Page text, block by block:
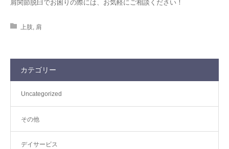
肩関節脱臼でお困りの際には、お気軽にご相談ください！
上肢, 肩
カテゴリー
Uncategorized
その他
デイサービス